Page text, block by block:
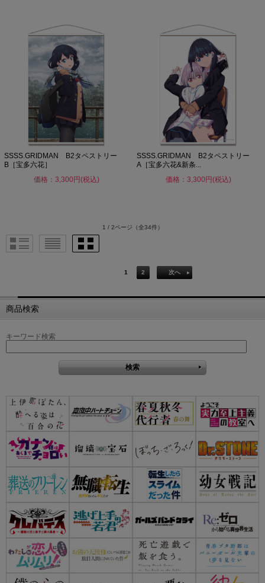
SSSS.GRIDMAN B2タペストリー
B［宝多六花］
価格：3,300円(税込)
SSSS.GRIDMAN B2タペストリー
A［宝多六花&新条...
価格：3,300円(税込)
1 / 2ページ （全34件）
1 2 次へ
商品検索
キーワード検索